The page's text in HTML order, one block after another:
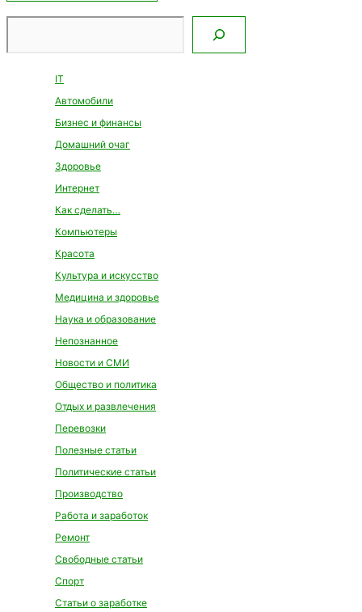
IT
Автомобили
Бизнес и финансы
Домашний очаг
Здоровье
Интернет
Как сделать…
Компьютеры
Красота
Культура и искусство
Медицина и здоровье
Наука и образование
Непознанное
Новости и СМИ
Общество и политика
Отдых и развлечения
Перевозки
Полезные статьи
Политические статьи
Производство
Работа и заработок
Ремонт
Свободные статьи
Спорт
Статьи о заработке